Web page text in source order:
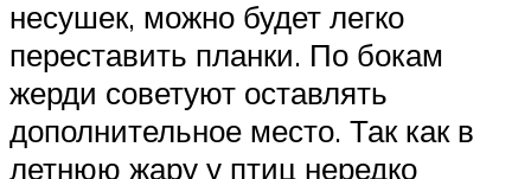
несушек, можно будет легко
переставить планки. По бокам
жерди советуют оставлять
дополнительное место. Так как в
летнюю жару у птиц нередко